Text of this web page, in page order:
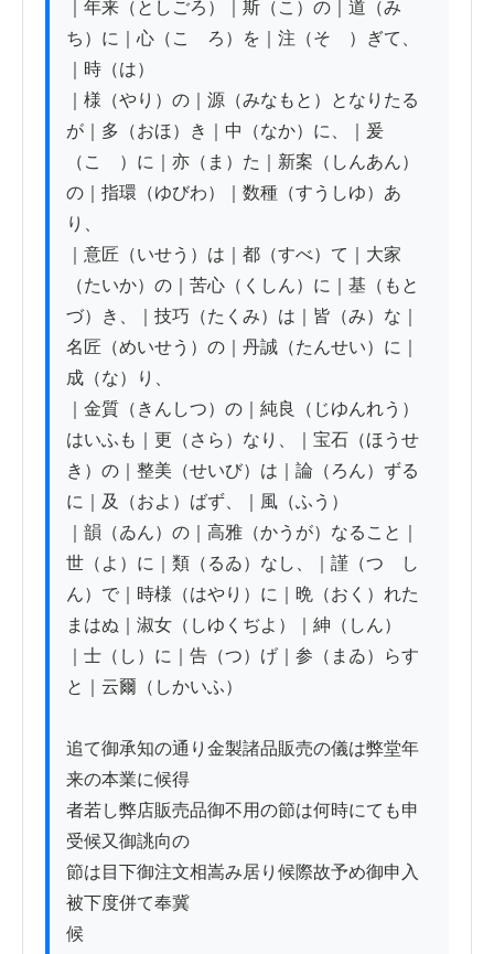
｜年来（としごろ）｜斯（こ）の｜道（み
ち）に｜心（こゝろ）を｜注（そゝ）ぎて、
｜時（は）
｜様（やり）の｜源（みなもと）となりたる
が｜多（おほ）き｜中（なか）に、｜爰
（こゝ）に｜亦（ま）た｜新案（しんあん）
の｜指環（ゆびわ）｜数種（すうしゆ）あ
り、
｜意匠（いせう）は｜都（すべ）て｜大家
（たいか）の｜苦心（くしん）に｜基（もと
づ）き、｜技巧（たくみ）は｜皆（み）な｜
名匠（めいせう）の｜丹誠（たんせい）に｜
成（な）り、
｜金質（きんしつ）の｜純良（じゆんれう）
はいふも｜更（さら）なり、｜宝石（ほうせ
き）の｜整美（せいび）は｜論（ろん）ずる
に｜及（およ）ばず、｜風（ふう）
｜韻（ゐん）の｜高雅（かうが）なること｜
世（よ）に｜類（るゐ）なし、｜謹（つゝし
ん）で｜時様（はやり）に｜晩（おく）れた
まはぬ｜淑女（しゆくぢよ）｜紳（しん）
｜士（し）に｜告（つ）げ｜参（まゐ）らす
と｜云爾（しかいふ）
追て御承知の通り金製諸品販売の儀は弊堂年
来の本業に候得
者若し弊店販売品御不用の節は何時にても申
受候又御誂向の
節は目下御注文相嵩み居り候際故予め御申入
被下度併て奉冀
候